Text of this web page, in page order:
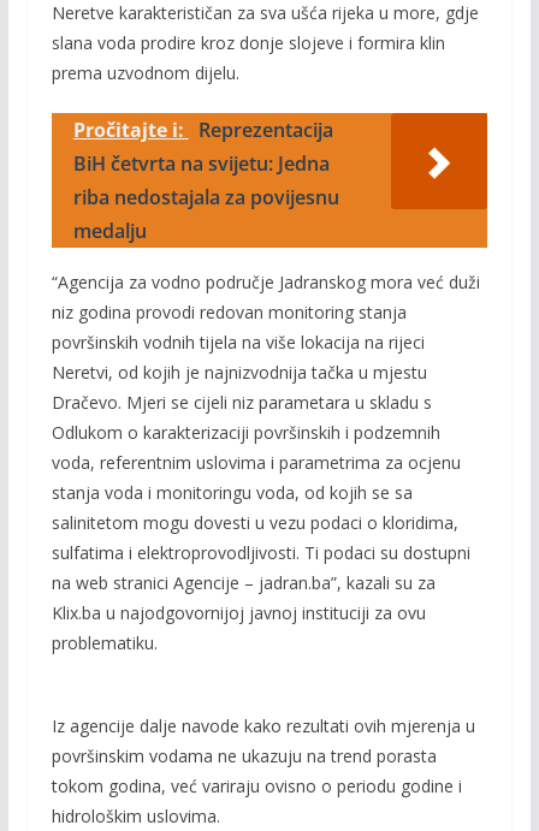
Neretve karakterističan za sva ušća rijeka u more, gdje
slana voda prodire kroz donje slojeve i formira klin
prema uzvodnom dijelu.
Pročitajte i:
Reprezentacija
BiH četvrta na svijetu: Jedna
riba nedostajala za povijesnu
medalju
“Agencija za vodno područje Jadranskog mora već duži
niz godina provodi redovan monitoring stanja
površinskih vodnih tijela na više lokacija na rijeci
Neretvi, od kojih je najnizvodnija tačka u mjestu
Dračevo. Mjeri se cijeli niz parametara u skladu s
Odlukom o karakterizaciji površinskih i podzemnih
voda, referentnim uslovima i parametrima za ocjenu
stanja voda i monitoringu voda, od kojih se sa
salinitetom mogu dovesti u vezu podaci o kloridima,
sulfatima i elektroprovodljivosti. Ti podaci su dostupni
na web stranici Agencije – jadran.ba”, kazali su za
Klix.ba u najodgovornijoj javnoj instituciji za ovu
problematiku.
Iz agencije dalje navode kako rezultati ovih mjerenja u
površinskim vodama ne ukazuju na trend porasta
tokom godina, već variraju ovisno o periodu godine i
hidrološkim uslovima.